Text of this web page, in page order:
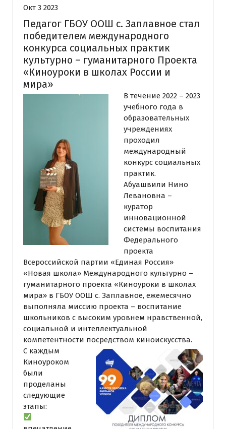
Окт 3 2023
Педагог ГБОУ ООШ с. Заплавное стал
победителем международного
конкурса социальных практик
культурно – гуманитарного Проекта
«Киноуроки в школах России и
мира»
В течение 2022 – 2023
учебного года в
образовательных
учреждениях
проходил
международный
конкурс социальных
практик.
Абуашвили Нино
Левановна –
куратор
инновационной
системы воспитания
Федерального
проекта
Всероссийской партии «Единая Россия»
«Новая школа» Международного культурно –
гуманитарного проекта «Киноуроки в школах
мира» в ГБОУ ООШ с. Заплавное, ежемесячно
выполняла миссию проекта – воспитание
школьников с высоким уровнем нравственной,
социальной и интеллектуальной
компетентности посредством киноискусства.
С каждым
Киноуроком
были
проделаны
следующие
этапы: